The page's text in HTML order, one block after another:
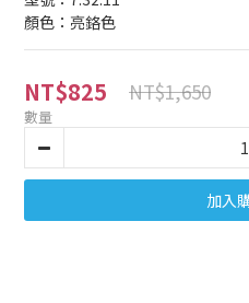
顏色：亮鉻色
NT$825 NT$1,650
數量
加入